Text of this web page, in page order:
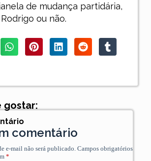
de mudança partidária,
ou não.
gostar:
comentário
e-mail não será publicado. Campos obrigatórios
*